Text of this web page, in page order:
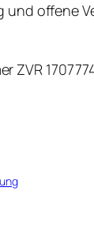
und offene
ZVR